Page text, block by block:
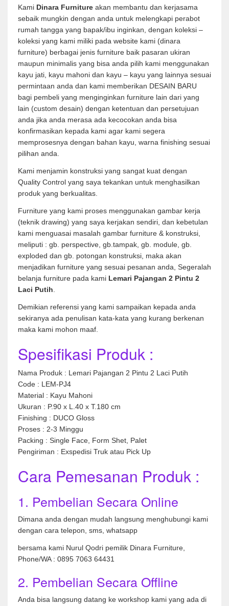
Kami Dinara Furniture akan membantu dan kerjasama
sebaik mungkin dengan anda untuk melengkapi perabot
rumah tangga yang bapak/ibu inginkan, dengan koleksi –
koleksi yang kami miliki pada website kami (dinara
furniture) berbagai jenis furniture baik pasaran ukiran
maupun minimalis yang bisa anda pilih kami menggunakan
kayu jati, kayu mahoni dan kayu – kayu yang lainnya sesuai
permintaan anda dan kami memberikan DESAIN BARU
bagi pembeli yang menginginkan furniture lain dari yang
lain (custom desain) dengan ketentuan dan persetujuan
anda jika anda merasa ada kecocokan anda bisa
konfirmasikan kepada kami agar kami segera
memprosesnya dengan bahan kayu, warna finishing sesuai
pilihan anda.
Kami menjamin konstruksi yang sangat kuat dengan
Quality Control yang saya tekankan untuk menghasilkan
produk yang berkualitas.
Furniture yang kami proses menggunakan gambar kerja
(teknik drawing) yang saya kerjakan sendiri, dan kebetulan
kami menguasai masalah gambar furniture & konstruksi,
meliputi : gb. perspective, gb.tampak, gb. module, gb.
exploded dan gb. potongan konstruksi, maka akan
menjadikan furniture yang sesuai pesanan anda, Segeralah
belanja furniture pada kami Lemari Pajangan 2 Pintu 2
Laci Putih
Demikian referensi yang kami sampaikan kepada anda
sekiranya ada penulisan kata-kata yang kurang berkenan
maka kami mohon maaf.
Spesifikasi Produk :
Nama Produk : Lemari Pajangan 2 Pintu 2 Laci Putih
Code : LEM-PJ4
Material : Kayu Mahoni
Ukuran : P.90 x L.40 x T.180 cm
Finishing : DUCO Gloss
Proses : 2-3 Minggu
Packing : Single Face, Form Shet, Palet
Pengiriman : Exspedisi Truk atau Pick Up
Cara Pemesanan Produk :
1. Pembelian Secara Online
Dimana anda dengan mudah langsung menghubungi kami
dengan cara telepon, sms, whatsapp
bersama kami Nurul Qodri pemilik Dinara Furniture,
Phone/WA : 0895 7063 64431
2. Pembelian Secara Offline
Anda bisa langsung datang ke workshop kami yang ada di